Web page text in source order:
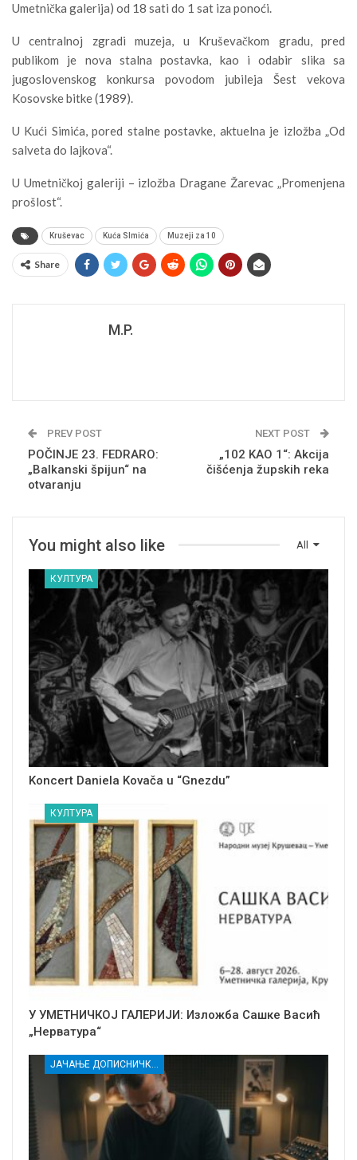
Umetnička galerija) od 18 sati do 1 sat iza ponoći.
U centralnoj zgradi muzeja, u Kruševačkom gradu, pred
publikom je nova stalna postavka, kao i odabir slika sa
jugoslovenskog konkursa povodom jubileja Šest vekova
Kosovske bitke (1989).
U Kući Simića, pored stalne postavke, aktuelna je izložba „Od
salveta do lajkova“.
U Umetničkoj galeriji – izložba Dragane Žarevac „Promenjena
prošlost“.
Kruševac Kuća SImića Muzeji za 10
Share
M.P.
PREV POST
POČINJE 23. FEDRARO:
„Balkanski špijun“ na
otvaranju
NEXT POST
„102 KAO 1“: Akcija
čišćenja župskih reka
All
You might also like
КУЛТУРА
Koncert Daniela Kovača u “Gnezdu”
КУЛТУРА
У УМЕТНИЧКОЈ ГАЛЕРИЈИ: Изложба Сашке Васић
„Нерватура“
ЈАЧАЊЕ ДОПИСНИЧКЕ МРЕЖЕ НЕЗАВИСНИХ МЕДИЈА У РАСИНСКОМ ОКРУГУ